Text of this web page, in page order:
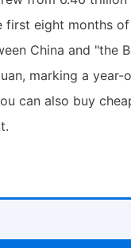
first eight months
China and "the
marking a year-
can also buy